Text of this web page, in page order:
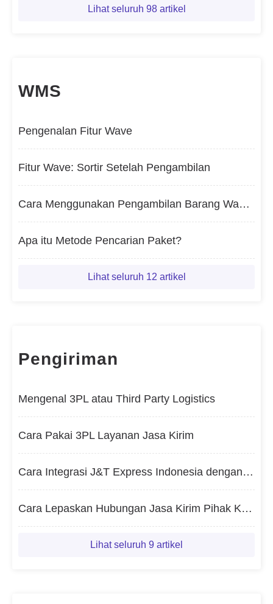
Lihat seluruh 98 artikel
WMS
Pengenalan Fitur Wave
Fitur Wave: Sortir Setelah Pengambilan
Cara Menggunakan Pengambilan Barang Wave di Web BigSeller
Apa itu Metode Pencarian Paket?
Lihat seluruh 12 artikel
Pengiriman
Mengenal 3PL atau Third Party Logistics
Cara Pakai 3PL Layanan Jasa Kirim
Cara Integrasi J&T Express Indonesia dengan BigSeller
Cara Lepaskan Hubungan Jasa Kirim Pihak Keitga?
Lihat seluruh 9 artikel